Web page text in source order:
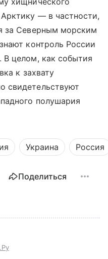
— в частности,
за Северным морским
контроль России
целом, как события
к захвату
свидетельствуют
полушария
Украина Россия
Поделиться